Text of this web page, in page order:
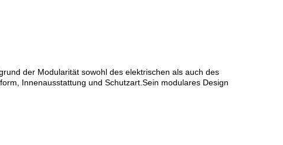
der Modularität sowohl des elektrischen als auch des
Innenausstattung und Schutzart.Sein modulares Design